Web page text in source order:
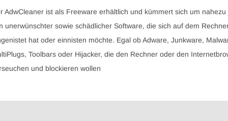
AdwCleaner ist als Freeware erhältlich und kümmert sich um nahezu
unerwünschter sowie schädlicher Software, die sich auf dem
hat oder einnisten möchte. Egal ob Adware, Junkware,
Toolbars oder Hijacker, die den Rechner oder den
und blockieren wollen